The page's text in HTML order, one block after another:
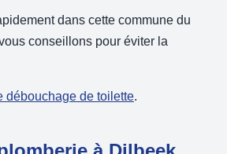
dans cette commune du
conseillons pour éviter la
débouchage de toilette.